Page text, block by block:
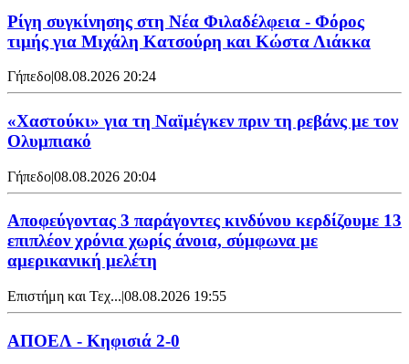
Ρίγη συγκίνησης στη Νέα Φιλαδέλφεια - Φόρος
τιμής για Μιχάλη Κατσούρη και Κώστα Λιάκκα
Γήπεδο|08.08.2026 20:24
«Χαστούκι» για τη Ναϊμέγκεν πριν τη ρεβάνς με τον
Ολυμπιακό
Γήπεδο|08.08.2026 20:04
Αποφεύγοντας 3 παράγοντες κινδύνου κερδίζουμε 13
επιπλέον χρόνια χωρίς άνοια, σύμφωνα με
αμερικανική μελέτη
Επιστήμη και Τεχ...|08.08.2026 19:55
ΑΠΟΕΛ - Κηφισιά 2-0